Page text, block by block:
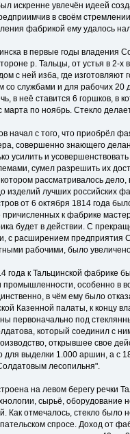
искренне увлечён идеей
в своём
фаб­рикой ему удалось
в первые годы владения
р. Тальцы, от устья в 2-
ней изба, где изготовляют
со службами и для рабочих 20
неё ставится 6 горшков, в
по ноябрь. Стекло
начал с того, что приобрёл
совершенно знающего
усилить и
сумел разрешить их
рассматривалось
лучших россий­ских
от 6 ок­тября 1814 года
причислен­ных к фабрике
бу­дет в действии. С
с расширением
рабочими, было
года к Тальцинской фабрике
промышленности, особенно в
в чём ему было
Казенной палаты, к концу
первоначально под
который соединил с
открывшее свое
для выделки 1.000 аршин, а с
лесопильня".
на левом берегу речки
сырьё, оборудование
Как отмечалось, стекло было
спросе. Доход от